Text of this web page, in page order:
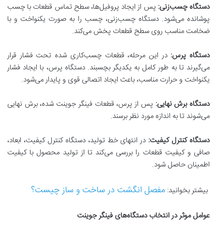
دستگاه چسب‌زنی: پس از ایجاد پروفیل‌ها، سطح تماس قطعات با چسب
پوشانده می‌شود. دستگاه چسب‌زنی، چسب را به صورت یکنواخت و با
ضخامت مناسب روی سطح قطعات پخش می‌کند.
دستگاه پرس: در این مرحله، قطعات چسب‌کاری شده تحت فشار قرار
می‌گیرند تا به طور کامل به یکدیگر بچسبند. دستگاه پرس، با ایجاد فشار
یکنواخت و حرارت مناسب، باعث ایجاد اتصالی قوی و پایدار می‌شود.
دستگاه برش نهایی: پس از پرس، قطعات فینگر جوینت شده، برش نهایی
می‌شوند تا به اندازه مورد نظر برسند.
دستگاه کنترل کیفیت: در انتهای خط تولید، دستگاه کنترل کیفیت، ابعاد،
صافی و کیفیت قطعات را بررسی می‌کند تا از تولید محصول با کیفیت
اطمینان حاصل شود.
بیشتر بخوانید: مفصل انگشت در ساخت و ساز چیست؟
عوامل موثر در انتخاب دستگاه‌های فینگر جوینت